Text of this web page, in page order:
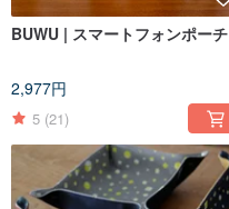
BUWU | スマートフォンポーチ
2,977円
5 (21)